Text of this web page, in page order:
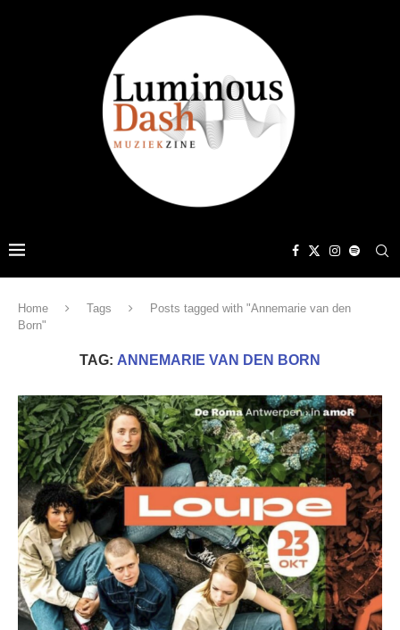
Home Tags
Posts tagged with "Annemarie van den
Born"
TAG: ANNEMARIE VAN DEN BORN